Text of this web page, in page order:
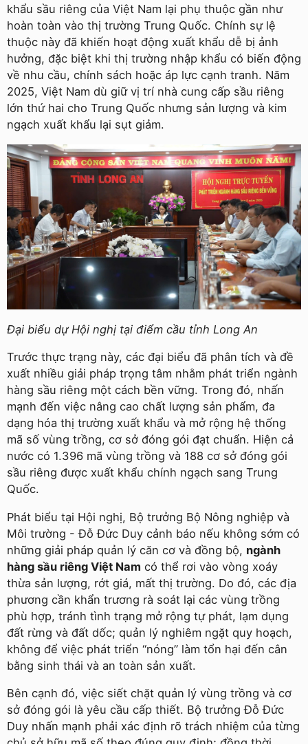
khẩu sầu riêng của Việt Nam lại phụ thuộc gần như
hoàn toàn vào thị trường Trung Quốc. Chính sự lệ
thuộc này đã khiến hoạt động xuất khẩu dễ bị ảnh
hưởng, đặc biệt khi thị trường nhập khẩu có biến động
về nhu cầu, chính sách hoặc áp lực cạnh tranh. Năm
2025, Việt Nam dù giữ vị trí nhà cung cấp sầu riêng
lớn thứ hai cho Trung Quốc nhưng sản lượng và kim
ngạch xuất khẩu lại sụt giảm.
Đại biểu dự Hội nghị tại điểm cầu tỉnh Long An
Trước thực trạng này, các đại biểu đã phân tích và đề
xuất nhiều giải pháp trọng tâm nhằm phát triển ngành
hàng sầu riêng một cách bền vững. Trong đó, nhấn
mạnh đến việc nâng cao chất lượng sản phẩm, đa
dạng hóa thị trường xuất khẩu và mở rộng hệ thống
mã số vùng trồng, cơ sở đóng gói đạt chuẩn. Hiện cả
nước có 1.396 mã vùng trồng và 188 cơ sở đóng gói
sầu riêng được xuất khẩu chính ngạch sang Trung
Quốc.
Phát biểu tại Hội nghị, Bộ trưởng Bộ Nông nghiệp và
Môi trường - Đỗ Đức Duy cảnh báo nếu không sớm có
những giải pháp quản lý căn cơ và đồng bộ, ngành
hàng sầu riêng Việt Nam có thể rơi vào vòng xoáy
thừa sản lượng, rớt giá, mất thị trường. Do đó, các địa
phương cần khẩn trương rà soát lại các vùng trồng
phù hợp, tránh tình trạng mở rộng tự phát, lạm dụng
đất rừng và đất dốc; quản lý nghiêm ngặt quy hoạch,
không để việc phát triển “nóng” làm tổn hại đến cân
bằng sinh thái và an toàn sản xuất.
Bên cạnh đó, việc siết chặt quản lý vùng trồng và cơ
sở đóng gói là yêu cầu cấp thiết. Bộ trưởng Đỗ Đức
Duy nhấn mạnh phải xác định rõ trách nhiệm của từng